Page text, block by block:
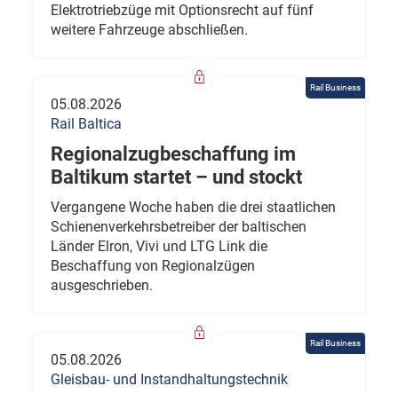
Elektrotriebzüge mit Optionsrecht auf fünf
weitere Fahrzeuge abschließen.
Rail Business
05.08.2026
Rail Baltica
Regionalzugbeschaffung im
Baltikum startet – und stockt
Vergangene Woche haben die drei staatlichen
Schienenverkehrsbetreiber der baltischen
Länder Elron, Vivi und LTG Link die
Beschaffung von Regionalzügen
ausgeschrieben.
Rail Business
05.08.2026
Gleisbau- und Instandhaltungstechnik